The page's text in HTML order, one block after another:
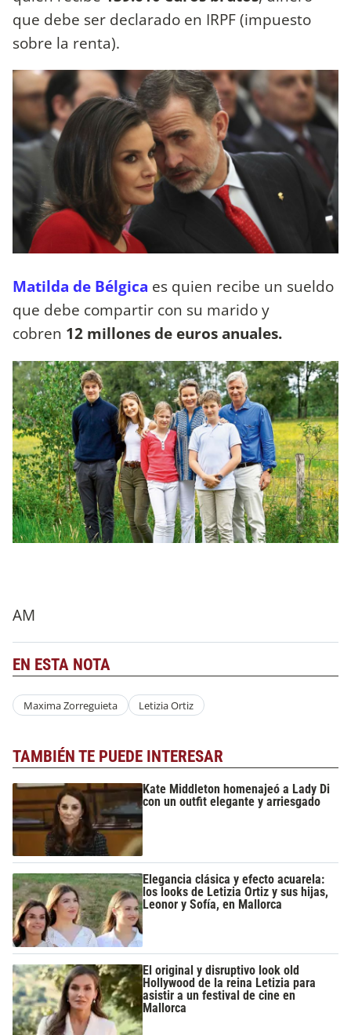
que debe ser declarado en IRPF (impuesto
sobre la renta).
Matilda de Bélgica es quien recibe un sueldo
que debe compartir con su marido y
cobren 12 millones de euros anuales.
AM
EN ESTA NOTA
Maxima Zorreguieta Letizia Ortiz
TAMBIÉN TE PUEDE INTERESAR
Kate Middleton homenajeó a Lady Di
con un outfit elegante y arriesgado
Elegancia clásica y efecto acuarela:
los looks de Letizia Ortiz y sus hijas,
Leonor y Sofía, en Mallorca
El original y disruptivo look old
Hollywood de la reina Letizia para
asistir a un festival de cine en
Mallorca